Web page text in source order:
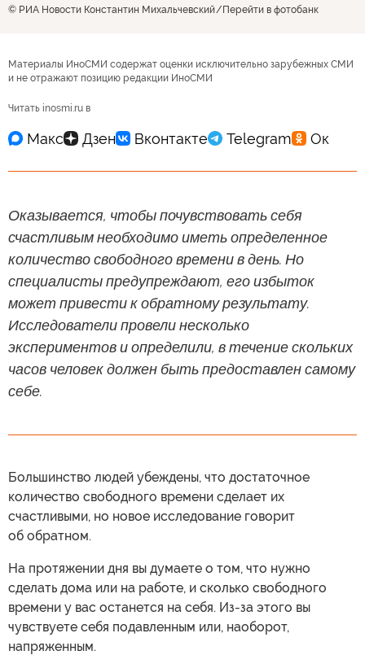
© РИА Новости Константин Михальчевский Перейти в фотобанк
Материалы ИноСМИ содержат оценки исключительно зарубежных СМИ
и не отражают позицию редакции ИноСМИ
Читать inosmi.ru в
Оказывается, чтобы почувствовать себя
счастливым необходимо иметь определенное
количество свободного времени в день. Но
специалисты предупреждают, его избыток
может привести к обратному результату.
Исследователи провели несколько
экспериментов и определили, в течение скольких
часов человек должен быть предоставлен самому
себе.
Большинство людей убеждены, что достаточное
количество свободного времени сделает их
счастливыми, но новое исследование говорит
об обратном.
На протяжении дня вы думаете о том, что нужно
сделать дома или на работе, и сколько свободного
времени у вас останется на себя. Из-за этого вы
чувствуете себя подавленным или, наоборот,
напряженным.